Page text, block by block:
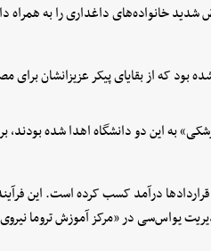
خانواده‌های داغداری را به همراه
بود که از بقایای پیکر عزیزانشان برای
به این دو دانشگاه اهدا شده بودند،
بیش از ۱ میلیون دلار از این قراردادها درآمد کسب کرده
یو‌اس‌سی در «مرکز آموزش تروما